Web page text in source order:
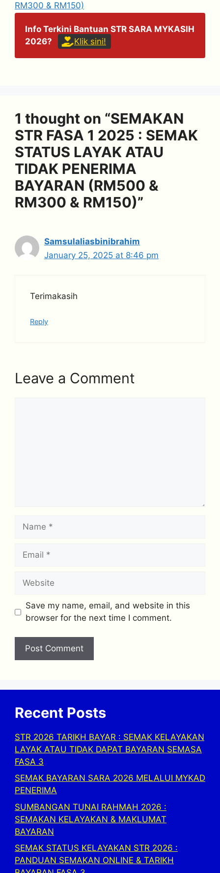
RM300 & RM150)
Info Terkini Bantuan STR SARA MYKASIH
2026?
Klik sini!
1 thought on “SEMAKAN
STR FASA 1 2025 : SEMAK
STATUS LAYAK ATAU
TIDAK PENERIMA
BAYARAN (RM500 &
RM300 & RM150)”
Samsulaliasbinibrahim
January 25, 2025 at 8:46 pm
Terimakasih
Reply
Leave a Comment
Name
Email
Website
Save my name, email, and website in this
browser for the next time I comment.
Recent Posts
STR 2026 TARIKH BAYAR : SEMAK KELAYAKAN
LAYAK ATAU TIDAK DAPAT BAYARAN SEMASA
FASA 3
SEMAK BAYARAN SARA 2026 MELALUI MYKAD
PENERIMA
SUMBANGAN TUNAI RAHMAH 2026 :
SEMAKAN KELAYAKAN & MAKLUMAT
BAYARAN
SEMAK STATUS KELAYAKAN STR 2026 :
PANDUAN SEMAKAN ONLINE & TARIKH